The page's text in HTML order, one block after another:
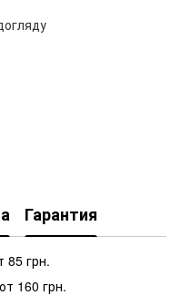
Гарантия
85 грн.
160 грн.